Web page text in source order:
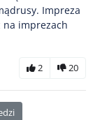
Impreza
na imprezach
2 20